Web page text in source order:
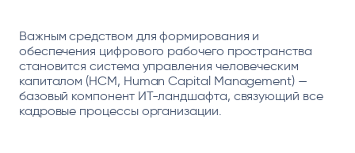
Важным средством для формирования и
обеспечения цифрового рабочего пространства
становится система управления человеческим
капиталом (HCM, Human Capital Management) —
базовый компонент ИТ-ландшафта, связующий все
кадровые процессы организации.